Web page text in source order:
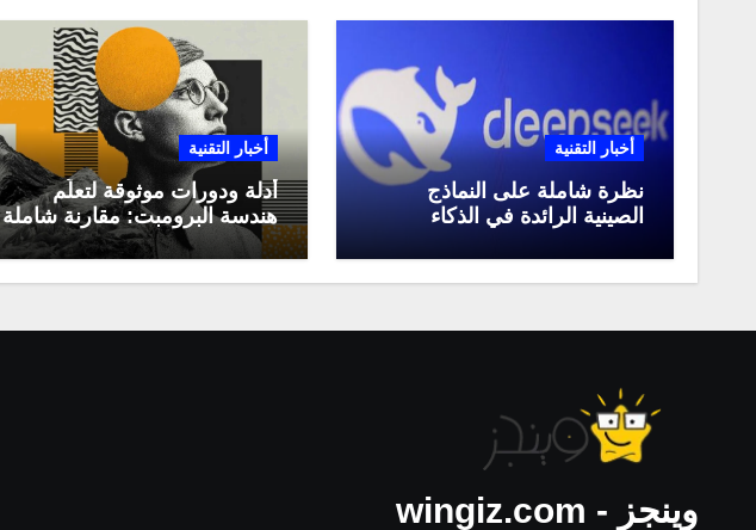
أخبار التقنية
نظرة شاملة على النماذج
الصينية الرائدة في الذكاء
وكيف تستفيد منها في عام
2025
أخبار التقنية
أدلة ودورات موثوقة لتعلّم
هندسة البرومبت: مقارنة شاملة
لعام 2025
وينجز - wingiz.com